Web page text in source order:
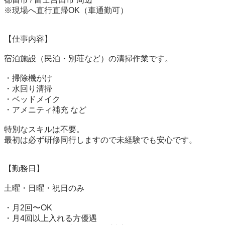
※現場へ直行直帰OK（車通勤可）
【仕事内容】
宿泊施設（民泊・別荘など）の清掃作業です。
・掃除機がけ
・水回り清掃
・ベッドメイク
・アメニティ補充 など
特別なスキルは不要。
最初は必ず研修同行しますので未経験でも安心です。
【勤務日】
土曜・日曜・祝日のみ
・月2回〜OK
・月4回以上入れる方優遇